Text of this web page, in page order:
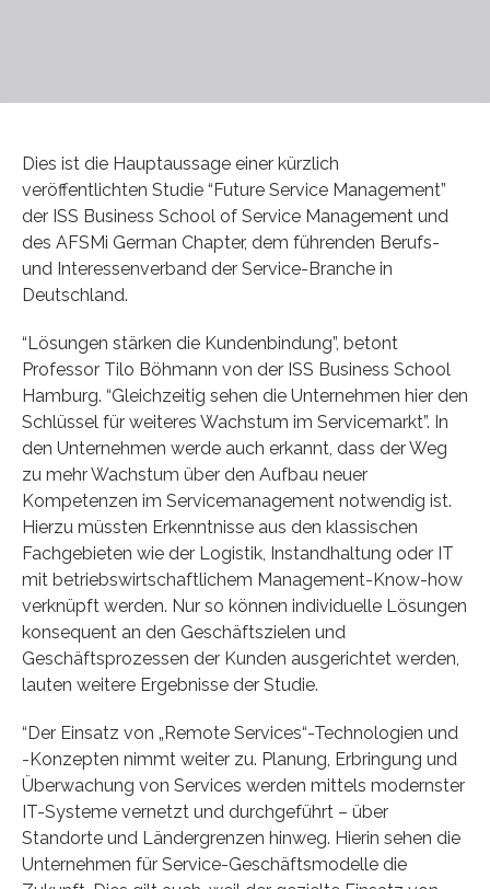
Dies ist die Hauptaussage einer kürzlich
veröffentlichten Studie “Future Service Management”
der ISS Business School of Service Management und
des AFSMi German Chapter, dem führenden Berufs-
und Interessenverband der Service-Branche in
Deutschland.
“Lösungen stärken die Kundenbindung”, betont
Professor Tilo Böhmann von der ISS Business School
Hamburg. “Gleichzeitig sehen die Unternehmen hier den
Schlüssel für weiteres Wachstum im Servicemarkt”. In
den Unternehmen werde auch erkannt, dass der Weg
zu mehr Wachstum über den Aufbau neuer
Kompetenzen im Servicemanagement notwendig ist.
Hierzu müssten Erkenntnisse aus den klassischen
Fachgebieten wie der Logistik, Instandhaltung oder IT
mit betriebswirtschaftlichem Management-Know-how
verknüpft werden. Nur so können individuelle Lösungen
konsequent an den Geschäftszielen und
Geschäftsprozessen der Kunden ausgerichtet werden,
lauten weitere Ergebnisse der Studie.
“Der Einsatz von „Remote Services“-Technologien und
-Konzepten nimmt weiter zu. Planung, Erbringung und
Überwachung von Services werden mittels modernster
IT-Systeme vernetzt und durchgeführt – über
Standorte und Ländergrenzen hinweg. Hierin sehen die
Unternehmen für Service-Geschäftsmodelle die